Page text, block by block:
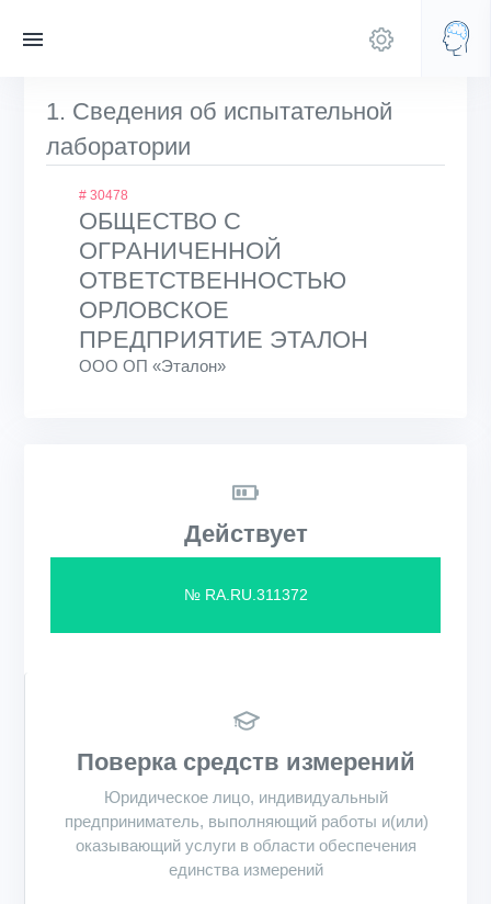
1. Сведения об испытательной
лаборатории
# 30478
ОБЩЕСТВО С
ОГРАНИЧЕННОЙ
ОТВЕТСТВЕННОСТЬЮ
ОРЛОВСКОЕ
ПРЕДПРИЯТИЕ ЭТАЛОН
ООО ОП «Эталон»
Действует
№ RA.RU.311372
Поверка средств измерений
Юридическое лицо, индивидуальный
предприниматель, выполняющий работы и(или)
оказывающий услуги в области обеспечения
единства измерений